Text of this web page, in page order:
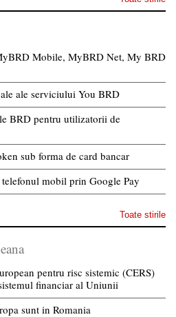
Mobile, MyBRD Net, My BRD
ale serviciului You BRD
BRD pentru utilizatorii de
sub forma de card bancar
mobil prin Google Pay
Toate stirile
pentru risc sistemic (CERS)
financiar al Uniunii
sunt in Romania